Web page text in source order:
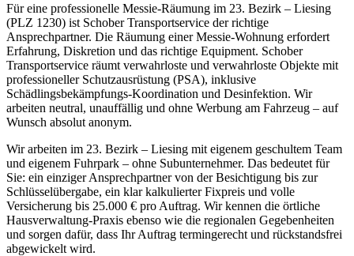
Für eine professionelle Messie-Räumung im 23. Bezirk – Liesing
(PLZ 1230) ist Schober Transportservice der richtige
Ansprechpartner. Die Räumung einer Messie-Wohnung erfordert
Erfahrung, Diskretion und das richtige Equipment. Schober
Transportservice räumt verwahrloste und verwahrloste Objekte mit
professioneller Schutzausrüstung (PSA), inklusive
Schädlingsbekämpfungs-Koordination und Desinfektion. Wir
arbeiten neutral, unauffällig und ohne Werbung am Fahrzeug – auf
Wunsch absolut anonym.
Wir arbeiten im 23. Bezirk – Liesing mit eigenem geschultem Team
und eigenem Fuhrpark – ohne Subunternehmer. Das bedeutet für
Sie: ein einziger Ansprechpartner von der Besichtigung bis zur
Schlüsselübergabe, ein klar kalkulierter Fixpreis und volle
Versicherung bis 25.000 € pro Auftrag. Wir kennen die örtliche
Hausverwaltung-Praxis ebenso wie die regionalen Gegebenheiten
und sorgen dafür, dass Ihr Auftrag termingerecht und rückstandsfrei
abgewickelt wird.